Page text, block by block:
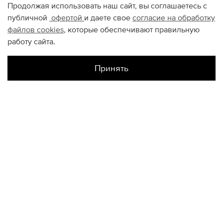
Продолжая использовать наш сайт, вы соглашаетесь с
публичной офертой и даете свое согласие на обработку
файлов cookies, которые обеспечивают правильную
работу сайта.
Принять